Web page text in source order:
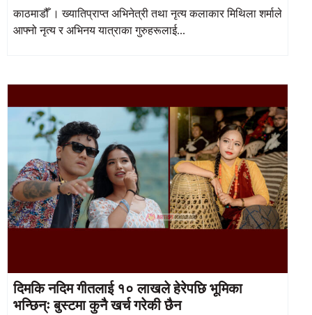
काठमाडौँ । ख्यातिप्राप्त अभिनेत्री तथा नृत्य कलाकार मिथिला शर्माले
आफ्नो नृत्य र अभिनय यात्राका गुरुहरूलाई...
दिमकि नदिम गीतलाई १० लाखले हेरेपछि भूमिका
भन्छिन्ः बुस्टमा कुनै खर्च गरेकी छैन